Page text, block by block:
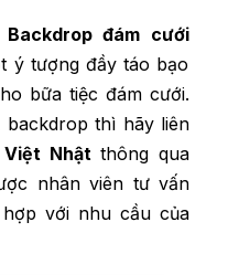
Backdrop đám cưới
ý tượng đầy táo bạo
bữa tiệc đám cưới.
thì hãy liên
Nhật thông qua
nhân viên tư vấn
với nhu cầu của